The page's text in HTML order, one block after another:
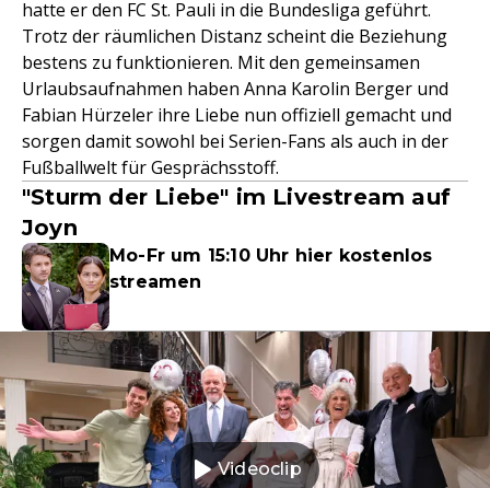
hatte er den FC St. Pauli in die Bundesliga geführt.
Trotz der räumlichen Distanz scheint die Beziehung
bestens zu funktionieren. Mit den gemeinsamen
Urlaubsaufnahmen haben Anna Karolin Berger und
Fabian Hürzeler ihre Liebe nun offiziell gemacht und
sorgen damit sowohl bei Serien-Fans als auch in der
Fußballwelt für Gesprächsstoff.
"Sturm der Liebe" im Livestream auf
Joyn
Mo-Fr um 15:10 Uhr hier kostenlos
streamen
Videoclip